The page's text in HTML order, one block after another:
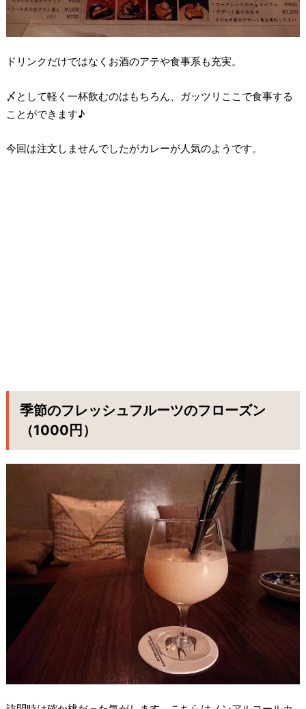
ドリンクだけではなくお酒のアテや食事系も充実。
〆として軽く一杯飲むのはもちろん、ガッツリここで食事する
ことができます♪
今回は注文しませんでしたがカレーが人気のようです。
季節のフレッシュフルーツのフローズン
（1000円）